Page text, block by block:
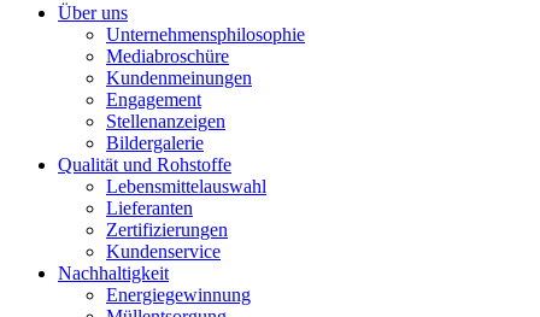
Über uns
Unternehmensphilosophie
Mediabroschüre
Kundenmeinungen
Engagement
Stellenanzeigen
Bildergalerie
Qualität und Rohstoffe
Lebensmittelauswahl
Lieferanten
Zertifizierungen
Kundenservice
Nachhaltigkeit
Energiegewinnung